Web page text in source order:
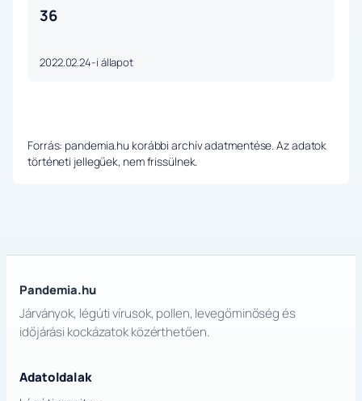
36
2022.02.24-i állapot
Forrás: pandemia.hu korábbi archív adatmentése. Az adatok
történeti jellegűek, nem frissülnek.
Pandemia.hu
Járványok, légúti vírusok, pollen, levegőminőség és
időjárási kockázatok közérthetően.
Adatoldalak